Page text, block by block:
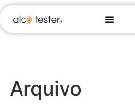
Arquivo